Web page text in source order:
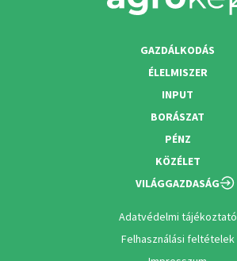
GAZDÁLKODÁS
ÉLELMISZER
INPUT
BORÁSZAT
PÉNZ
KÖZÉLET
VILÁGGAZDASÁG
Adatvédelmi tájékoztató
Felhasználási feltételek